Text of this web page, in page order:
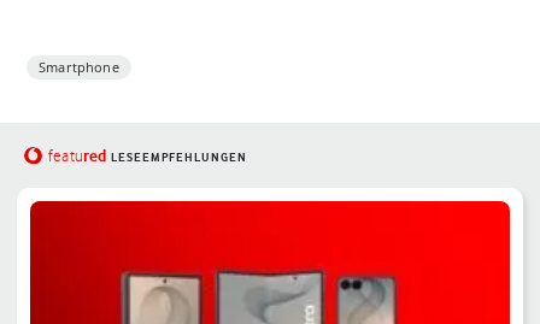
Smartphone
featured LESEEMPFEHLUNGEN